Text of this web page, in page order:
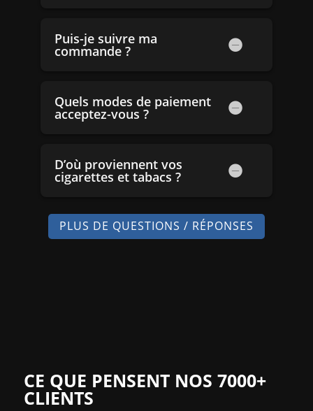
Puis-je suivre ma
commande ?
Quels modes de paiement
acceptez-vous ?
D’où proviennent vos
cigarettes et tabacs ?
PLUS DE QUESTIONS / RÉPONSES
CE QUE PENSENT NOS 7000+
CLIENTS